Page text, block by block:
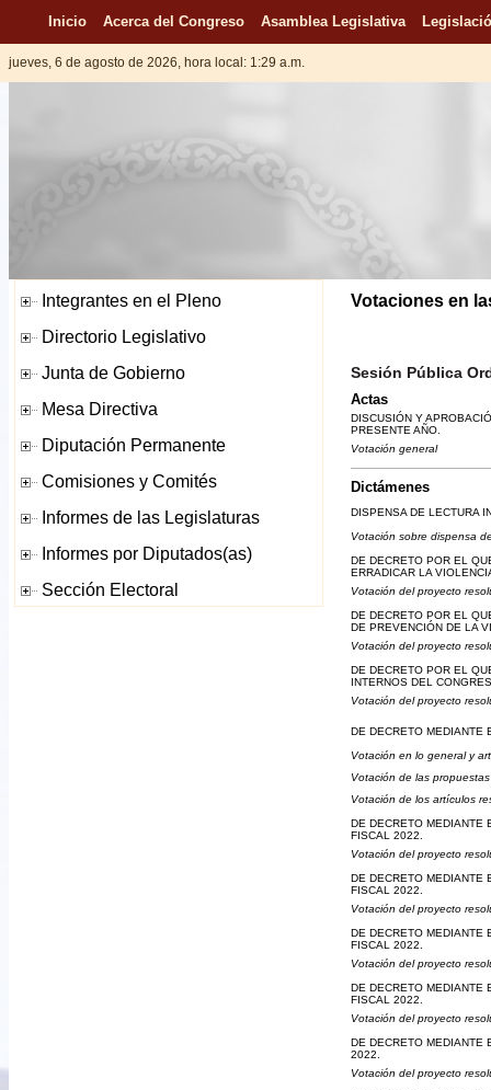
Inicio Acerca del Congreso Asamblea Legislativa
jueves, 6 de agosto de 2026, hora local: 1:29 a.m.
Votaciones en
Sesión Pública
Actas
DISCUSIÓN Y
PRESENTE AÑO.
Votación general
Dictámenes
DISPENSA DE LECTURA
Votación sobre dispensa
DE DECRETO POR EL
ERRADICAR LA
Votación del proyecto
DE DECRETO POR EL
DE PREVENCIÓN DE LA
Votación del proyecto
DE DECRETO POR EL
INTERNOS DEL
Votación del proyecto
DE DECRETO MEDIANTE
Votación en lo general y
Votación de las
Votación de los artículos
DE DECRETO MEDIANTE
FISCAL 2022.
Votación del proyecto
DE DECRETO MEDIANTE
FISCAL 2022.
Votación del proyecto
DE DECRETO MEDIANTE
FISCAL 2022.
Votación del proyecto
DE DECRETO MEDIANTE
FISCAL 2022.
Votación del proyecto
DE DECRETO MEDIANTE
2022.
Votación del proyecto